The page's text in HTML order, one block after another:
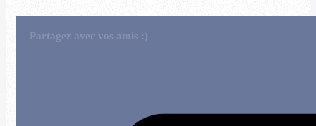
Partagez avec vos amis :)